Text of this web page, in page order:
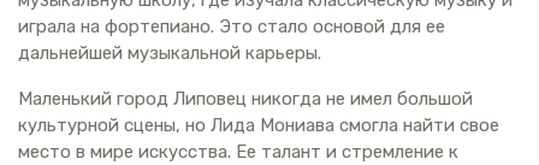
играла на фортепиано. Это стало основой для ее
дальнейшей музыкальной карьеры.
Маленький город Липовец никогда не имел большой
культурной сцены, но Лида Мониава смогла найти свое
место в мире искусства. Ее талант и стремление к